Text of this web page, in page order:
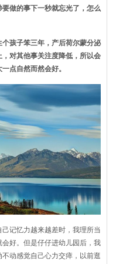
做的事下一秒就忘光了，怎么
孩子笨三年，产后荷尔蒙分泌
对其他事关注度降低，所以会
点自然而然会好。
记忆力越来越差时，我理所当
好。但是仔仔进幼儿园后，我
动感觉自己心力交瘁，以前逛